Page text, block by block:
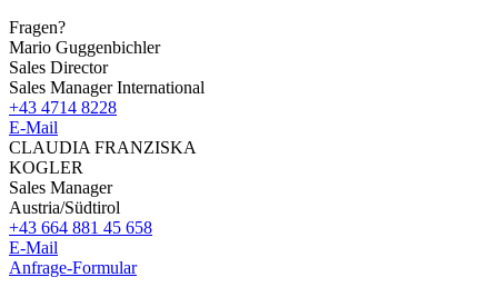
Fragen?
Mario Guggenbichler
Sales Director
Sales Manager International
+43 4714 8228
E-Mail
CLAUDIA FRANZISKA
KOGLER
Sales Manager
Austria/Südtirol
+43 664 881 45 658
E-Mail
Anfrage-Formular